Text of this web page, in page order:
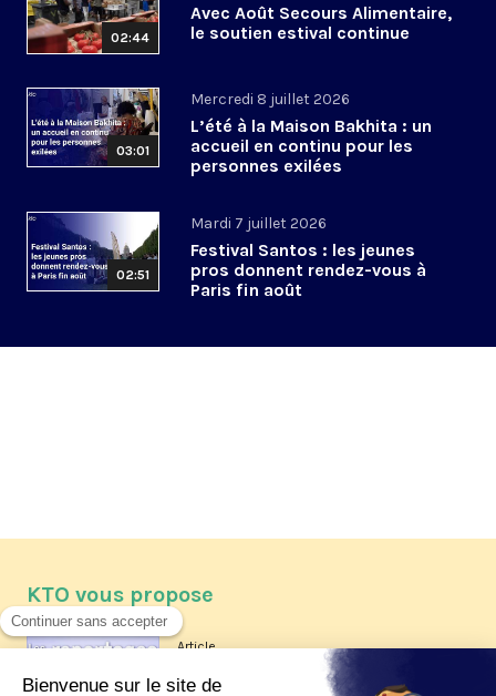
02:44
Avec Août Secours Alimentaire,
le soutien estival continue
03:01
Mercredi 8 juillet 2026
L’été à la Maison Bakhita : un
accueil en continu pour les
personnes exilées
02:51
Mardi 7 juillet 2026
Festival Santos : les jeunes
pros donnent rendez-vous à
Paris fin août
KTO vous propose
Article
Les reportages d'été 2026 de KTO